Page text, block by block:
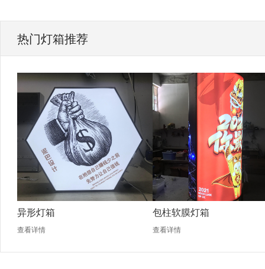
热门灯箱推荐
异形灯箱
查看详情
包柱软膜灯箱
查看详情